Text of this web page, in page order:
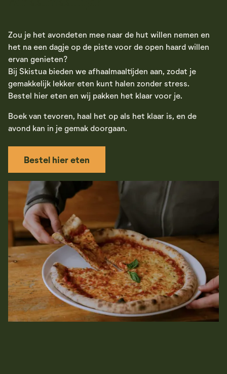
Zou je het avondeten mee naar de hut willen nemen en
het na een dagje op de piste voor de open haard willen
ervan genieten?
Bij Skistua bieden we afhaalmaaltijden aan, zodat je
gemakkelijk lekker eten kunt halen zonder stress.
Bestel hier eten en wij pakken het klaar voor je.
Boek van tevoren, haal het op als het klaar is, en de
avond kan in je gemak doorgaan.
Bestel hier eten